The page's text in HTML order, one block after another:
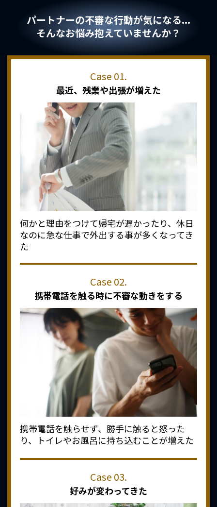
パートナーの不審な行動が気になる...
そんなお悩み抱えていませんか？
最近、 残業や出張が増えた
何かと理由をつけて帰宅が遅かったり、休日
なのに急な仕事で外出する事が多くなってき
た
携帯電話を触る時に不審な動きをする
携帯電話を触らせず、勝手に触ると怒った
り、トイレやお風呂に持ち込むことが増えた
好みが変わってきた